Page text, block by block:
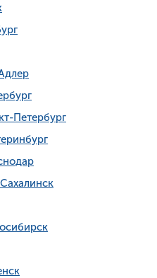
Петербург